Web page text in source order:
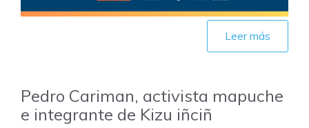
Leer más
Pedro Cariman, activista mapuche
e integrante de Kizu iñciñ